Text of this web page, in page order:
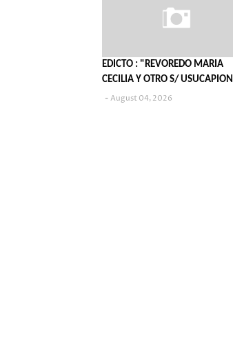
EDICTO : "REVOREDO MARIA
CECILIA Y OTRO S/
August 04, 2026